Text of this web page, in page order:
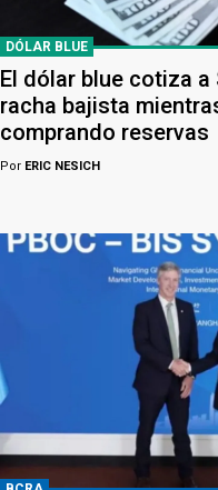
DÓLAR BLUE
El dólar blue cotiza
racha bajista
comprando reservas
Por ERIC NESICH